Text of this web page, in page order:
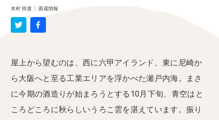
木村 咲貴 |酒蔵情報
屋上から望むのは、西に六甲アイランド、東に尼崎か
ら大阪へと至る工業エリアを浮かべた瀬戸内海。まさ
に今期の酒造りが始まろうとする10月下旬、青空はと
ころどころに秋らしいうろこ雲を湛えています。振り